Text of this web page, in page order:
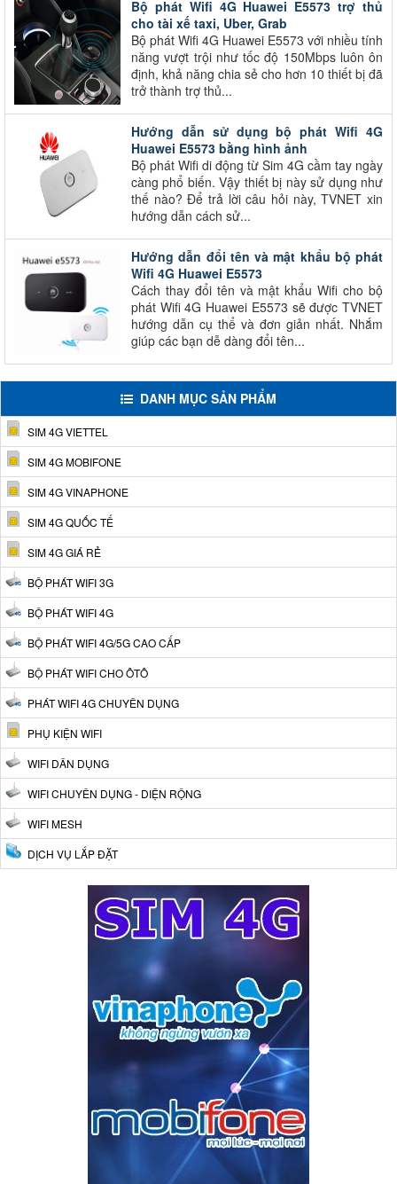
Bộ phát Wifi 4G Huawei E5573 trợ thủ
cho tài xế taxi, Uber, Grab
Bộ phát Wifi 4G Huawei E5573 với nhiều tính
năng vượt trội như tốc độ 150Mbps luôn ôn
định, khả năng chia sẻ cho hơn 10 thiết bị đã
trở thành trợ thủ...
Hướng dẫn sử dụng bộ phát Wifi 4G
Huawei E5573 bằng hình ảnh
Bộ phát Wifi di động từ Sim 4G cầm tay ngày
càng phổ biến. Vậy thiết bị này sử dụng như
thế nào? Để trả lời câu hỏi này, TVNET xin
hướng dẫn cách sử...
Hướng dẫn đổi tên và mật khẩu bộ phát
Wifi 4G Huawei E5573
Cách thay đổi tên và mật khẩu Wifi cho bộ
phát Wifi 4G Huawei E5573 sẽ được TVNET
hướng dẫn cụ thể và đơn giản nhất. Nhắm
giúp các bạn dễ dàng đổi tên...
DANH MỤC SẢN PHẨM
SIM 4G VIETTEL
SIM 4G MOBIFONE
SIM 4G VINAPHONE
SIM 4G QUỐC TẾ
SIM 4G GIÁ RẺ
BỘ PHÁT WIFI 3G
BỘ PHÁT WIFI 4G
BỘ PHÁT WIFI 4G/5G CAO CẤP
BỘ PHÁT WIFI CHO ÔTÔ
PHÁT WIFI 4G CHUYÊN DỤNG
PHỤ KIỆN WIFI
WIFI DÂN DỤNG
WIFI CHUYÊN DỤNG - DIỆN RỘNG
WIFI MESH
DỊCH VỤ LẮP ĐẶT